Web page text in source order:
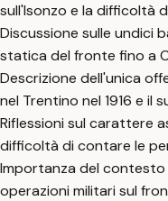
sull'Isonzo e la difficoltà
Discussione sulle undici
statica del fronte fino a
Descrizione dell'unica
nel Trentino nel 1916 e il
Riflessioni sul carattere
difficoltà di contare le
Importanza del
operazioni militari sul